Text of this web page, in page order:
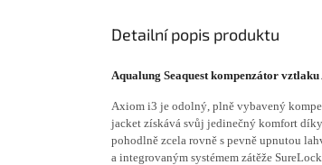
Detailní popis produktu
Aqualung Seaquest kompenzátor
Axiom i3 je odolný, plně vybavený
jacket získává svůj jedinečný komfort
pohodlně zcela rovně s pevně upnutou
a integrovaným systémem zátěže